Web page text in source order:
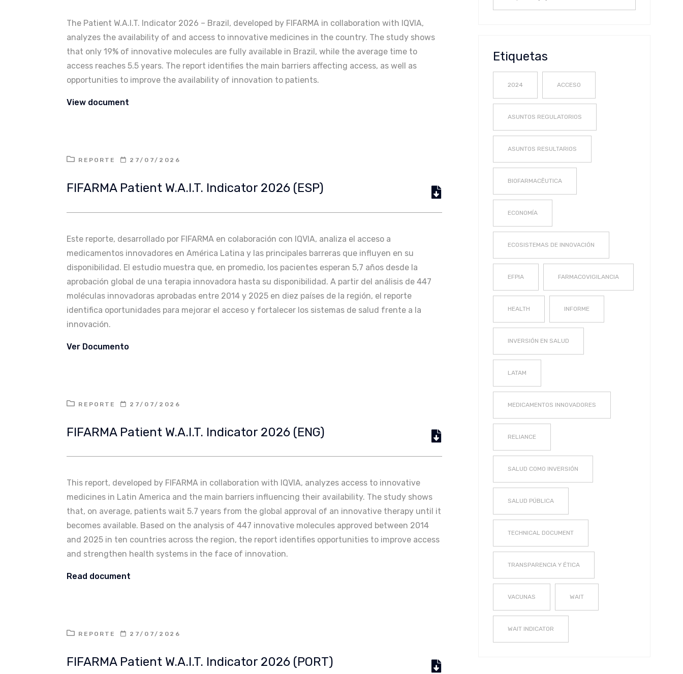
The Patient W.A.I.T. Indicator 2026 – Brazil, developed by FIFARMA in collaboration with IQVIA,
analyzes the availability of and access to innovative medicines in the country. The study shows
that only 19% of innovative molecules are fully available in Brazil, while the average time to
access reaches 5.5 years. The report identifies the main barriers affecting access, as well as
opportunities to improve the availability of innovation to patients.
View document
REPORTE 27/07/2026
FIFARMA Patient W.A.I.T. Indicator 2026 (ESP)
Este reporte, desarrollado por FIFARMA en colaboración con IQVIA, analiza el acceso a
medicamentos innovadores en América Latina y las principales barreras que influyen en su
disponibilidad. El estudio muestra que, en promedio, los pacientes esperan 5,7 años desde la
aprobación global de una terapia innovadora hasta su disponibilidad. A partir del análisis de 447
moléculas innovadoras aprobadas entre 2014 y 2025 en diez países de la región, el reporte
identifica oportunidades para mejorar el acceso y fortalecer los sistemas de salud frente a la
innovación.
Ver Documento
REPORTE 27/07/2026
FIFARMA Patient W.A.I.T. Indicator 2026 (ENG)
This report, developed by FIFARMA in collaboration with IQVIA, analyzes access to innovative
medicines in Latin America and the main barriers influencing their availability. The study shows
that, on average, patients wait 5.7 years from the global approval of an innovative therapy until it
becomes available. Based on the analysis of 447 innovative molecules approved between 2014
and 2025 in ten countries across the region, the report identifies opportunities to improve access
and strengthen health systems in the face of innovation.
Read document
REPORTE 27/07/2026
FIFARMA Patient W.A.I.T. Indicator 2026 (PORT)
Etiquetas
2024 ACCESO
ASUNTOS REGULATORIOS
ASUNTOS RESULTARIOS
BIOFARMACÊUTICA
ECONOMÍA
ECOSISTEMAS DE INNOVACIÓN
EFPIA FARMACOVIGILANCIA
HEALTH INFORME
INVERSIÓN EN SALUD
LATAM
MEDICAMENTOS INNOVADORES
RELIANCE
SALUD COMO INVERSIÓN
SALUD PÚBLICA
TECHNICAL DOCUMENT
TRANSPARENCIA Y ÉTICA
VACUNAS WAIT
WAIT INDICATOR